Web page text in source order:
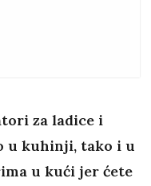
za ladice i
u kuhinji, tako i u
u kući jer ćete